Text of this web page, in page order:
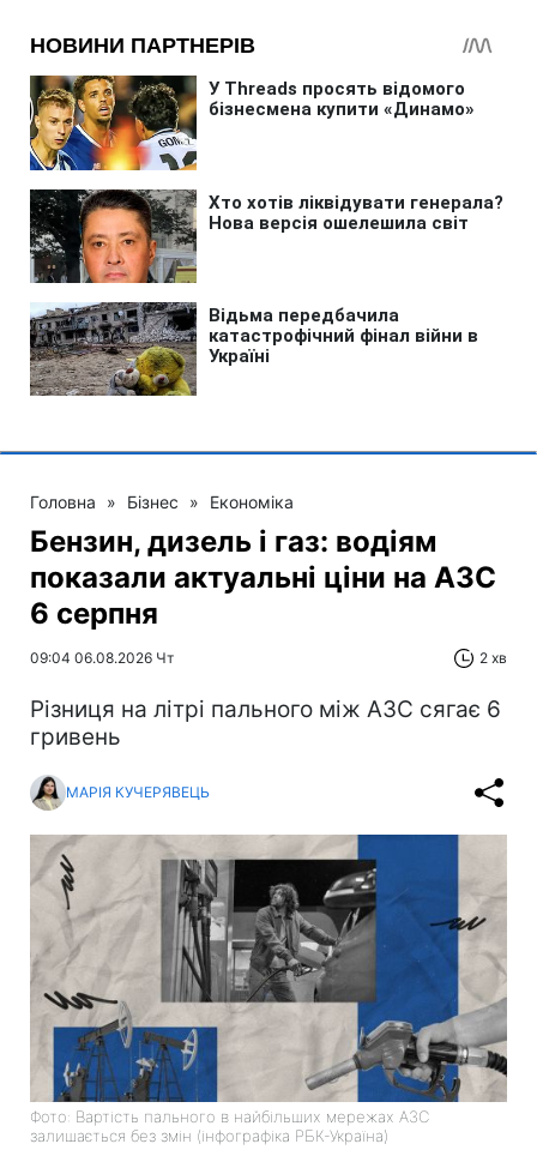
Головна » Бізнес » Економіка
Бензин, дизель і газ: водіям
показали актуальні ціни на АЗС
6 серпня
09:04 06.08.2026 Чт 2 хв
Різниця на літрі пального між АЗС сягає 6
гривень
МАРІЯ КУЧЕРЯВЕЦЬ
Фото: Вартість пального в найбільших мережах АЗС
залишається без змін (інфографіка РБК-Україна)